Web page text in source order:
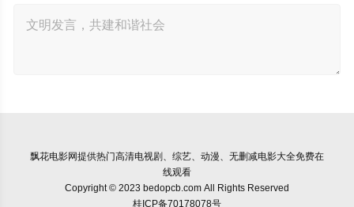
飘花电影网提供热门高清电视剧、综艺、动漫、无删减电影大全免费在
线观看
Copyright © 2023 bedopcb.com All Rights Reserved
桂ICP备70178078号